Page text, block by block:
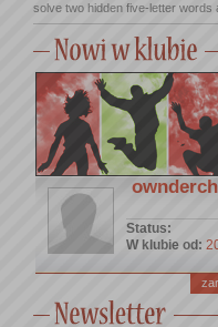
solve two hidden five-letter words
Status:
W klubie od: